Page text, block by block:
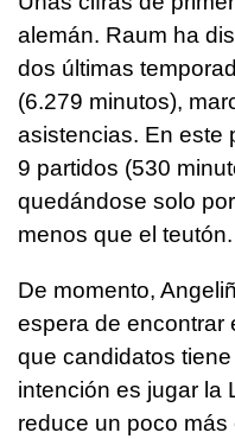
alemán. Raum ha
dos últimas
(6.279 minutos),
asistencias. En este
9 partidos (530
quedándose solo
menos que el teutón.
De momento,
espera de encontrar
que candidatos
intención es jugar la
reduce un poco